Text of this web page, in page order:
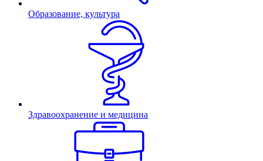
Образование, культура
Здравоохранение и медицина